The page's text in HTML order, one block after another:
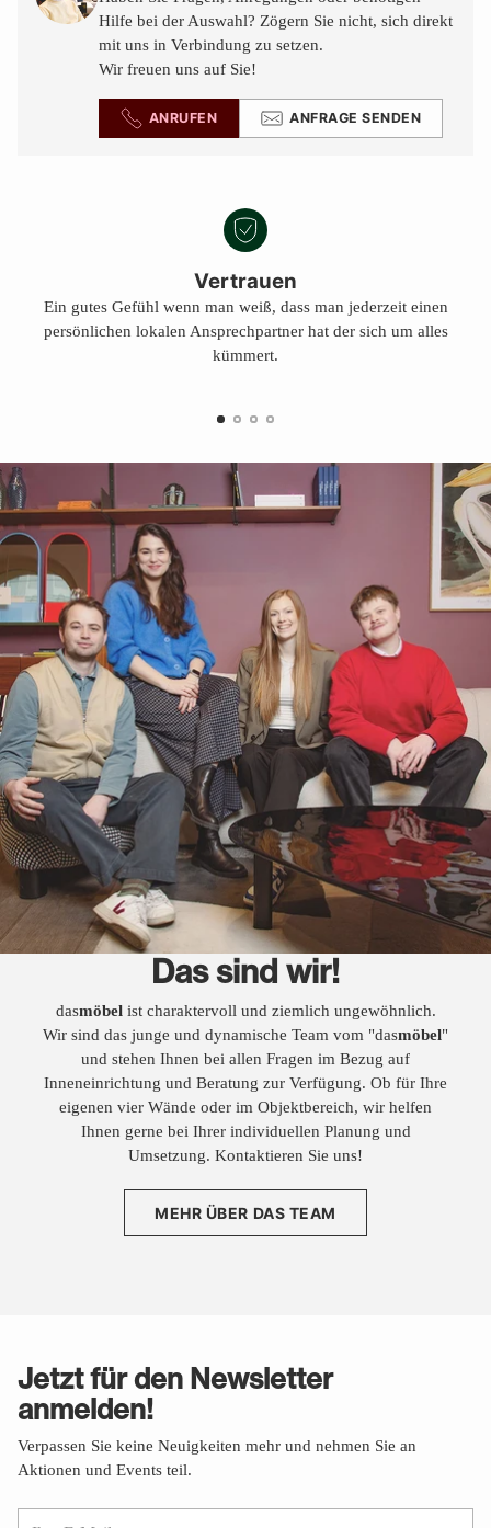
legen
Hilfe bei der Auswahl? Zögern Sie nicht, sich direkt
mit uns in Verbindung zu setzen.
Wir freuen uns auf Sie!
ANRUFEN ANFRAGE SENDEN
Vertrauen
Ein gutes Gefühl wenn man weiß, dass man jederzeit einen
persönlichen lokalen Ansprechpartner hat der sich um alles
kümmert.
Das sind wir!
dasmöbelist charaktervoll und ziemlich ungewöhnlich.
Wir sind das junge und dynamische Team vom "dasmöbel"
und stehen Ihnen bei allen Fragen im Bezug auf
Inneneinrichtung und Beratung zur Verfügung. Ob für Ihre
eigenen vier Wände oder im Objektbereich, wir helfen
Ihnen gerne bei Ihrer individuellen Planung und
Umsetzung. Kontaktieren Sie uns!
MEHR ÜBER DAS TEAM
Jetzt für den Newsletter
anmelden!
Verpassen Sie keine Neuigkeiten mehr und nehmen Sie an
Aktionen und Events teil.